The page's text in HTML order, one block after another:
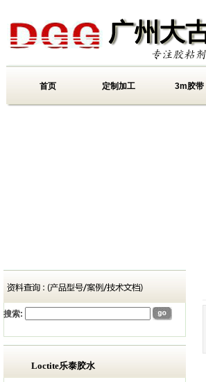
首页 定制加工 3m胶带
搜索:
Loctite乐泰胶水